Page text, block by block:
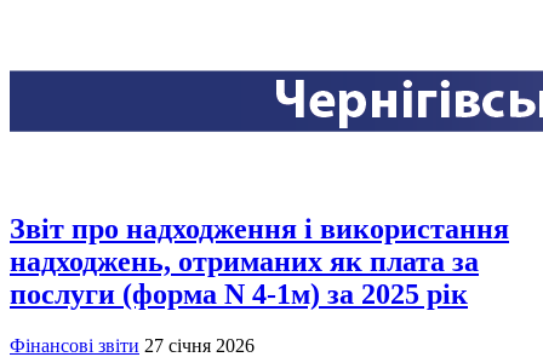
Звіт про надходження і використання
надходжень, отриманих як плата за
послуги (форма N 4-1м) за 2025 рік
Фінансові звіти 27 січня 2026